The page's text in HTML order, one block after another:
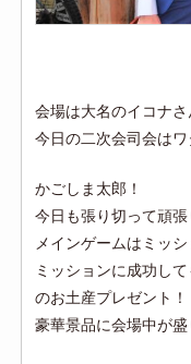
会場は大名のイコナさ
今日の二次会司会は
かごしま太郎！
今日も張り切って頑
メインゲームはミッシ
ミッションに成功し
のお土産プレゼント！
豪華景品に会場中が